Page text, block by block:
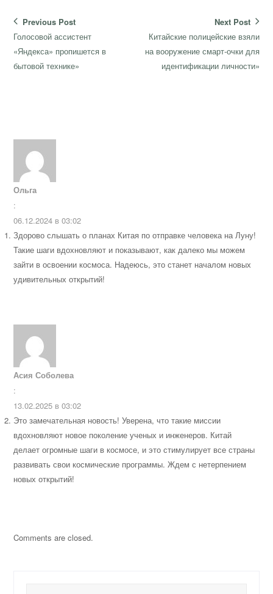
Навигация
по
записям
Previous Post
Previous
post:
Голосовой ассистент
«Яндекса» пропишется в
бытовой технике»
Next Post
Next
post:
Китайские полицейские взяли
на вооружение смарт-очки для
идентификации личности»
Ольга
:
06.12.2024 в 03:02
Здорово слышать о планах Китая по отправке человека на Луну!
Такие шаги вдохновляют и показывают, как далеко мы можем
зайти в освоении космоса. Надеюсь, это станет началом новых
удивительных открытий!
Асия Соболева
:
13.02.2025 в 03:02
Это замечательная новость! Уверена, что такие миссии
вдохновляют новое поколение ученых и инженеров. Китай
делает огромные шаги в космосе, и это стимулирует все страны
развивать свои космические программы. Ждем с нетерпением
новых открытий!
Comments are closed.